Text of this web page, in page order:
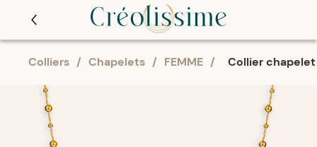
Colliers / Chapelets / FEMME / Collier